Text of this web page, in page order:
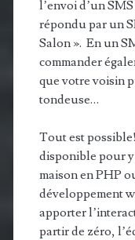
l’envoi d’un
répondu par un
Salon ». En un
commander
que votre voisin
tondeuse…
Tout est
disponible pour
maison en PHP
développement
apporter
partir de zéro,